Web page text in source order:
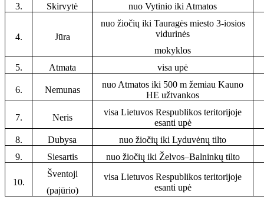
3.
Skirvytė nuo Vytinio iki Atmatos
4. Jūra
nuo žiočių iki Tauragės miesto 3-iosios
vidurinės
mokyklos
5.
Atmata visa upė
6. Nemunas
nuo Atmatos iki 500 m žemiau Kauno
HE užtvankos
7. Neris
visa Lietuvos Respublikos teritorijoje
esanti upė
8.
Dubysa
nuo žiočių iki Lyduvėnų tilto
9.
Siesartis nuo žiočių iki Želvos–Balninkų tilto
10.
Šventoji
(pajūrio)
visa Lietuvos Respublikos teritorijoje
esanti upė